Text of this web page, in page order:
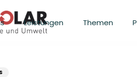
Leistungen Themen